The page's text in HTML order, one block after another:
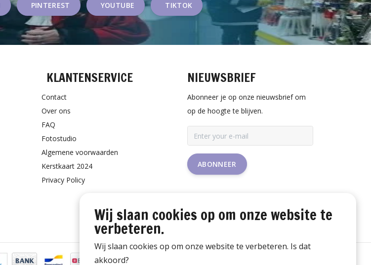
PINTEREST YOUTUBE TIKTOK
KLANTENSERVICE
Contact
Over ons
FAQ
Fotostudio
Algemene voorwaarden
Kerstkaart 2024
Privacy Policy
NIEUWSBRIEF
Abonneer je op onze nieuwsbrief om
op de hoogte te blijven.
ABONNEER
Wij slaan cookies op om onze website te
verbeteren.
Wij slaan cookies op om onze website te verbeteren. Is dat
akkoord?